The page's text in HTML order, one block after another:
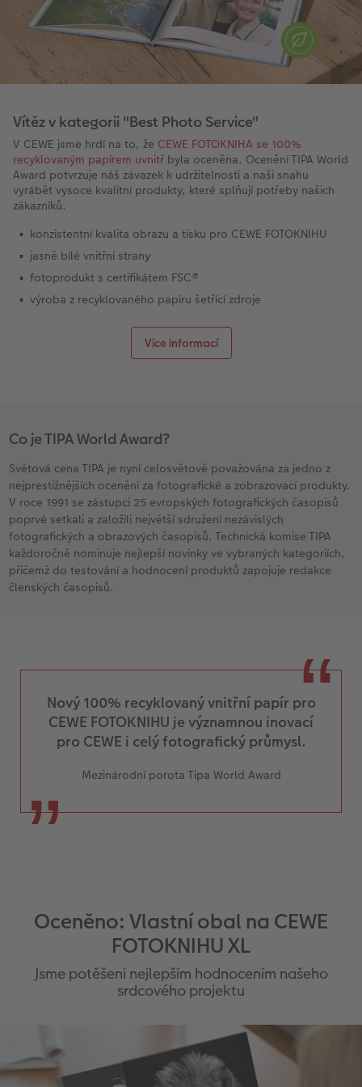
Vítěz v kategorii "Best Photo Service"
V CEWE jsme hrdí na to, že CEWE FOTOKNIHA se 100%
recyklovaným papírem uvnitř byla oceněna. Ocenění TIPA World
Award potvrzuje náš závazek k udržitelnosti a naši snahu
vyrábět vysoce kvalitní produkty, které splňují potřeby našich
zákazníků.
konzistentní kvalita obrazu a tisku pro CEWE FOTOKNIHU
jasně bílé vnitřní strany
fotoprodukt s certifikátem FSC®
výroba z recyklovaného papíru šetřící zdroje
Více informací
Co je TIPA World Award?
Světová cena TIPA je nyní celosvětově považována za jedno z
nejprestižnějších ocenění za fotografické a zobrazovací produkty.
V roce 1991 se zástupci 25 evropských fotografických časopisů
poprvé setkali a založili největší sdružení nezávislých
fotografických a obrazových časopisů. Technická komise TIPA
každoročně nominuje nejlepší novinky ve vybraných kategoriích,
přičemž do testování a hodnocení produktů zapojuje redakce
členských časopisů.
Nový 100% recyklovaný vnitřní papír pro
CEWE FOTOKNIHU je významnou inovací
pro CEWE i celý fotografický průmysl.
Mezinárodní porota Tipa World Award
Oceněno: Vlastní obal na CEWE
FOTOKNIHU XL
Jsme potěšeni nejlepším hodnocením našeho
srdcového projektu